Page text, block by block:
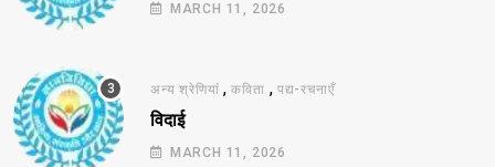
MARCH 11, 2026
अन्य श्रेणियां ,कविता , पद्य-रचनाएँ
विदाई
MARCH 11, 2026